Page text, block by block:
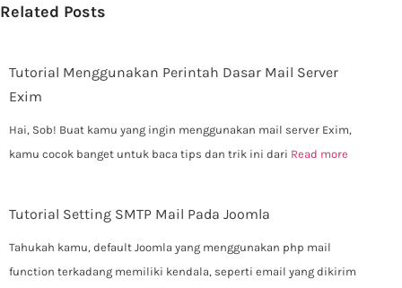
Related Posts
Tutorial Menggunakan Perintah Dasar Mail Server
Exim
Hai, Sob! Buat kamu yang ingin menggunakan mail server Exim,
kamu cocok banget untuk baca tips dan trik ini dari Read more
Tutorial Setting SMTP Mail Pada Joomla
Tahukah kamu, default Joomla yang menggunakan php mail
function terkadang memiliki kendala, seperti email yang dikirim